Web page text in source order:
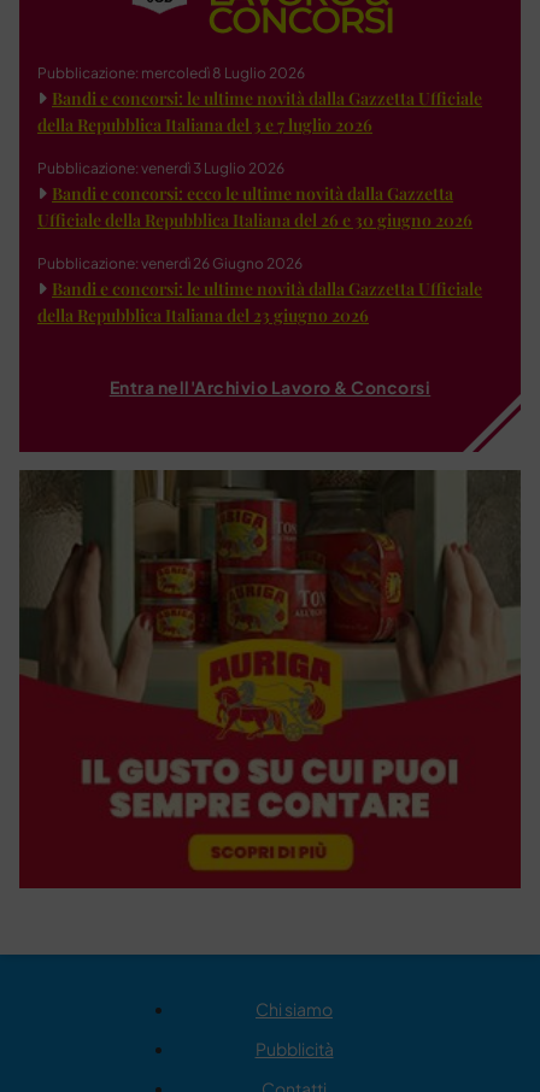
Pubblicazione: mercoledì 8 Luglio 2026
Bandi e concorsi: le ultime novità dalla Gazzetta Ufficiale
della Repubblica Italiana del 3 e 7 luglio 2026
Pubblicazione: venerdì 3 Luglio 2026
Bandi e concorsi: ecco le ultime novità dalla Gazzetta
Ufficiale della Repubblica Italiana del 26 e 30 giugno 2026
Pubblicazione: venerdì 26 Giugno 2026
Bandi e concorsi: le ultime novità dalla Gazzetta Ufficiale
della Repubblica Italiana del 23 giugno 2026
Entra nell'Archivio Lavoro & Concorsi
Chi siamo
Pubblicità